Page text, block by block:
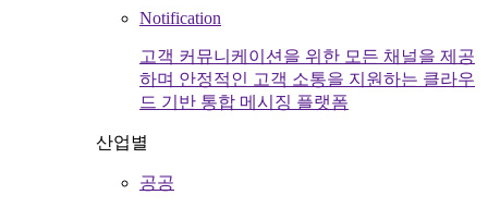
Notification
고객 커뮤니케이션을 위한 모든 채널을 제공
하며 안정적인 고객 소통을 지원하는 클라우
드 기반 통합 메시징 플랫폼
산업별
공공